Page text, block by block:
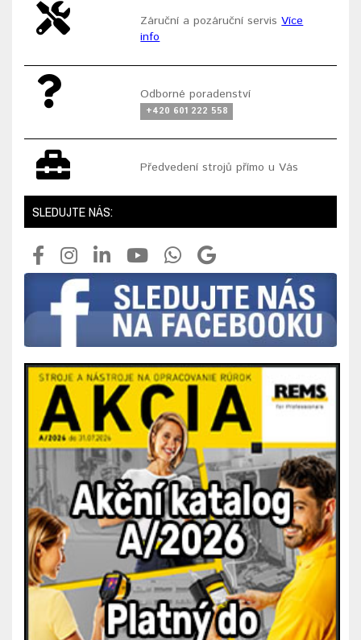
Záruční a pozáruční servisVíce
info
Odborné poradenství
+420 601 222 558
Předvedení strojů přímo u Vás
SLEDUJTE NÁS: